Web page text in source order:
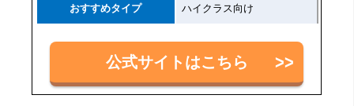
おすすめタイプ ハイクラス向け
公式サイトはこちら